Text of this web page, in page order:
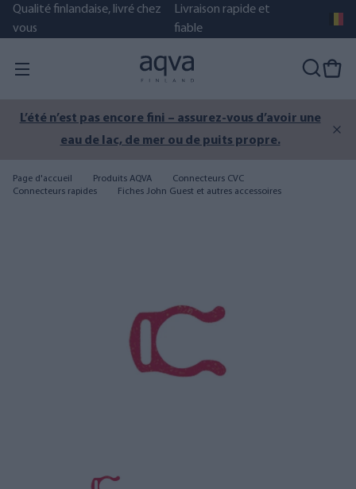
Qualité finlandaise, livré chez
vous
Livraison rapide et
fiable
L’été n’est pas encore fini – assurez-vous d’avoir une
eau de lac, de mer ou de puits propre.
Page d'accueil Produits AQVA
Connecteurs CVC
Connecteurs rapides
Fiches John Guest et autres accessoires